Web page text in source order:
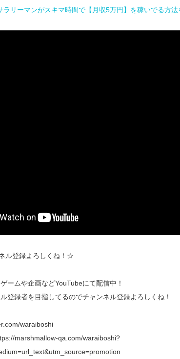
ラリーマンがスキマ時間で【月収5万円】を稼いでる方
ル登録よろしくね！☆
ームや企画などYouTubeにて配信中！
登録者を目指してるのでチャンネル登録よろしくね！
waraiboshi
marshmallow-qa.com/waraiboshi?